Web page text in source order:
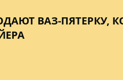
ВАЗ-ПЯТЕРКУ,